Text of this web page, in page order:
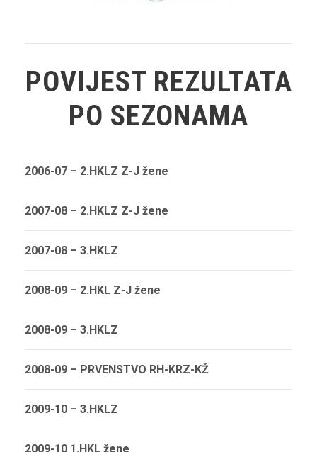
POVIJEST REZULTATA
PO SEZONAMA
2006-07 – 2.HKLZ Z-J žene
2007-08 – 2.HKLZ Z-J žene
2007-08 – 3.HKLZ
2008-09 – 2.HKL Z-J žene
2008-09 – 3.HKLZ
2008-09 – PRVENSTVO RH-KRZ-KŽ
2009-10 – 3.HKLZ
2009-10 1.HKL žene